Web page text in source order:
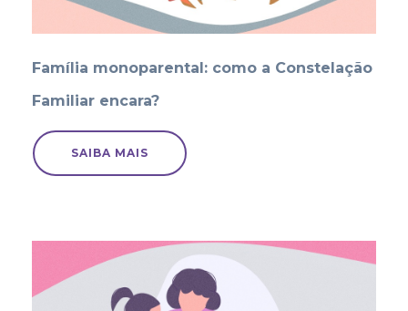
Família monoparental: como a Constelação
Familiar encara?
SAIBA MAIS